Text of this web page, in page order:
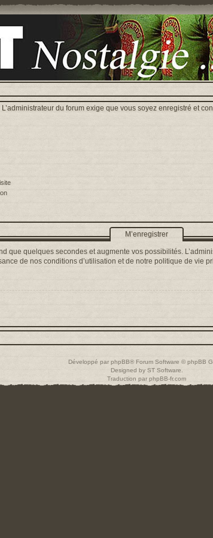
L’administrateur du forum exige que vous soyez enregistré et
M’enregistrer
que quelques secondes et augmente vos possibilités.
de nos conditions d’utilisation et de notre politique de vie
Développé par phpBB® Forum Software © phpBB
Designed by ST Software
Traduction par phpBB-fr.com